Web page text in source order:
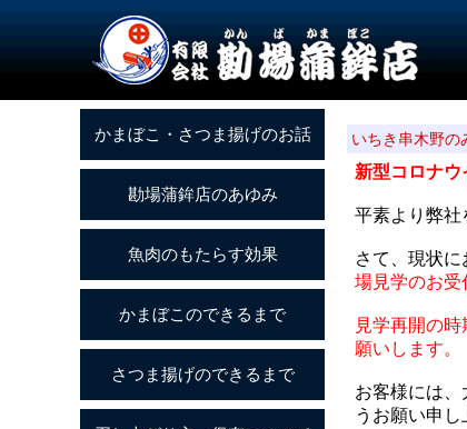
いちき串木野の
新型コロナ
平素より弊社
さて、現状
場見学のお受
見学再開の
願いします。
お客様には
うお願い申し